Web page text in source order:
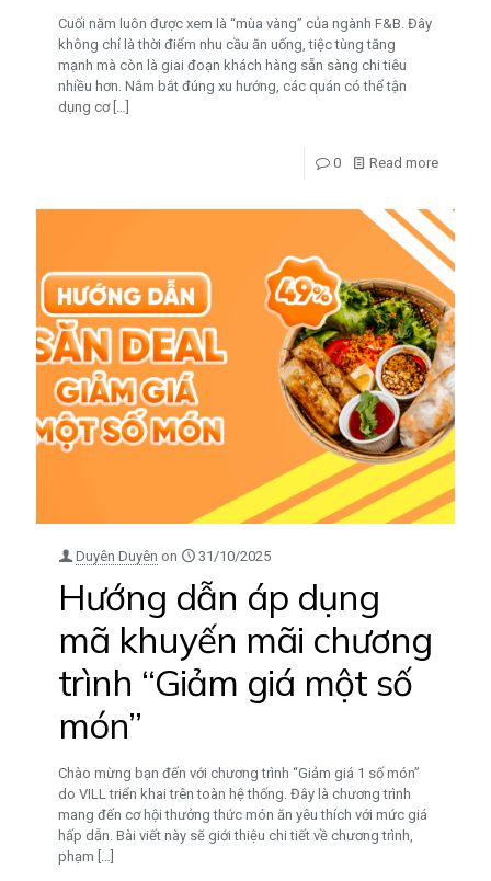
Cuối năm luôn được xem là “mùa vàng” của ngành F&B. Đây
không chỉ là thời điểm nhu cầu ăn uống, tiệc tùng tăng
mạnh mà còn là giai đoạn khách hàng sẵn sàng chi tiêu
nhiều hơn. Nắm bắt đúng xu hướng, các quán có thể tận
dụng cơ[…]
0 Read more
Duyên Duyên on 31/10/2025
Hướng dẫn áp dụng
mã khuyến mãi chương
trình “Giảm giá một số
món”
Chào mừng bạn đến với chương trình “Giảm giá 1 số món”
do VILL triển khai trên toàn hệ thống. Đây là chương trình
mang đến cơ hội thưởng thức món ăn yêu thích với mức giá
hấp dẫn. Bài viết này sẽ giới thiệu chi tiết về chương trình,
phạm […]